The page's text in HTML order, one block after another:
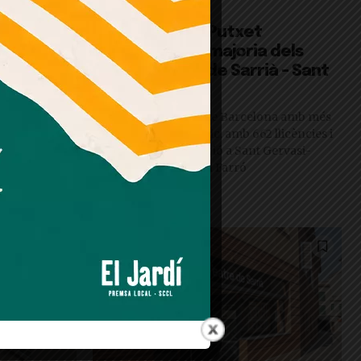
a casa
una
comerços
Destacat
Galvany i el Putxet
concentren la majoria dels
pisos turístics de Sarrià – Sant
Gervasi
El districte és el sisè de Barcelona amb més
habitatges d’ús turístic, amb 662 llicències i
una forta concentració a Sant Gervasi-
Galvany i el Putxet i el Farró